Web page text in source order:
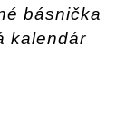
básnička
kalendár